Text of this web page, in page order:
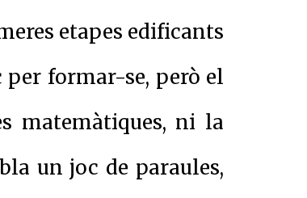
etapes edificants
per formar-se, però el
matemàtiques, ni la
un joc de paraules,